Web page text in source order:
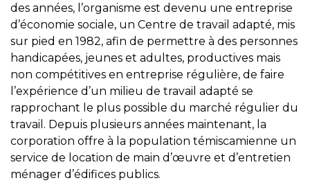
des années, l’organisme est devenu une entreprise
d’économie sociale, un Centre de travail adapté, mis
sur pied en 1982, afin de permettre à des personnes
handicapées, jeunes et adultes, productives mais
non compétitives en entreprise régulière, de faire
l’expérience d’un milieu de travail adapté se
rapprochant le plus possible du marché régulier du
travail. Depuis plusieurs années maintenant, la
corporation offre à la population témiscamienne un
service de location de main d’œuvre et d’entretien
ménager d’édifices publics.